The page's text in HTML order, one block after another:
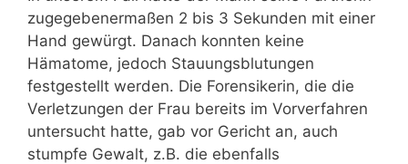
zugegebenermaßen 2 bis 3 Sekunden mit einer
Hand gewürgt. Danach konnten keine
Hämatome, jedoch Stauungsblutungen
festgestellt werden. Die Forensikerin, die die
Verletzungen der Frau bereits im Vorverfahren
untersucht hatte, gab vor Gericht an, auch
stumpfe Gewalt, z.B. die ebenfalls